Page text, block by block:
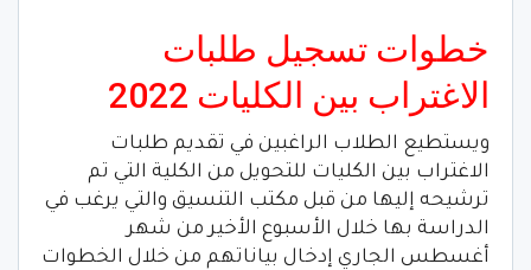
خطوات تسجيل طلبات
الاغتراب بين الكليات 2022
ويستطيع الطلاب الراغبين في تقديم طلبات
الاغتراب بين الكليات للتحويل من الكلية التي تم
ترشيحه إليها من قبل مكتب التنسيق والتي يرغب في
الدراسة بها خلال الأسبوع الأخير من شهر
أغسطس الجاري إدخال بياناتهم من خلال الخطوات